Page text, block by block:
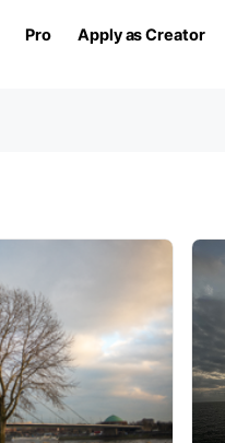
Pro Apply as Creator